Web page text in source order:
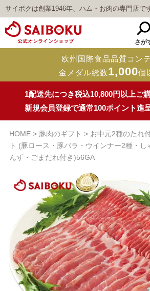
サイボクは創業1946年、ハム・お肉の専門店で
さが
欧州国際食品品質コン
金メダル総数1,000個
1配送先につき税込10,800円以上ご
新規会員登録で通常100ポイント進
HOME 豚肉のギフト
お中元2種のたれ
ト (豚ロース・豚バラ・ウインナー2種・
んず・ごまだれ付き)56GA